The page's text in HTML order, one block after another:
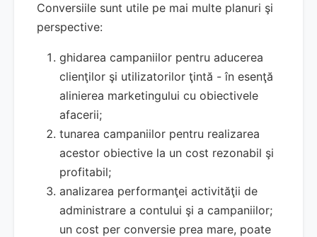
Conversiile sunt utile pe mai multe planuri şi
perspective:
ghidarea campaniilor pentru aducerea
clienţilor şi utilizatorilor ţintă - în esenţă
alinierea marketingului cu obiectivele
afacerii;
tunarea campaniilor pentru realizarea
acestor obiective la un cost rezonabil şi
profitabil;
analizarea performanţei activităţii de
administrare a contului şi a campaniilor;
un cost per conversie prea mare, poate